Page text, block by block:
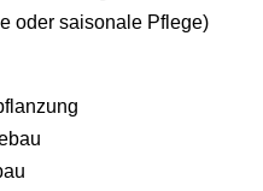
oder saisonale Pflege)